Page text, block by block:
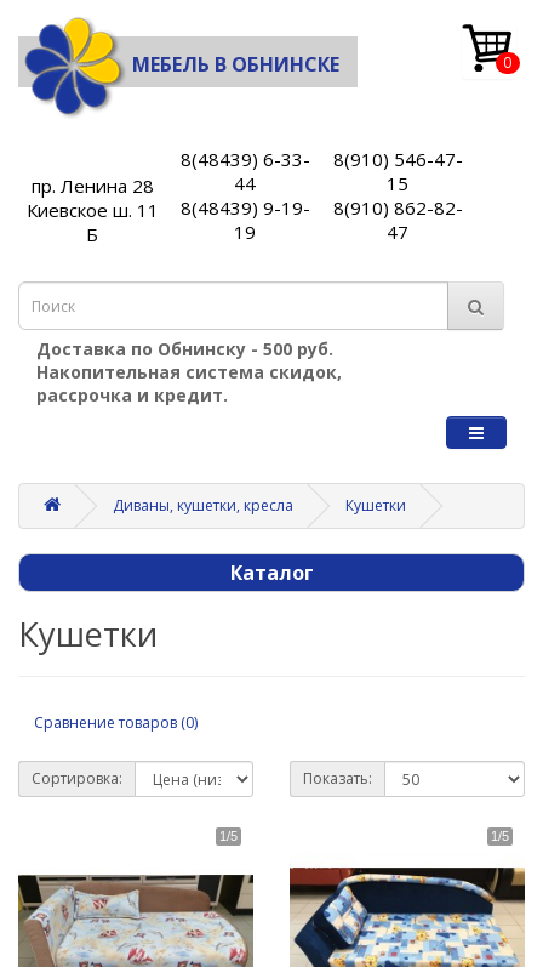
МЕБЕЛЬ В ОБНИНСКЕ 0
пр. Ленина 28
Киевское ш. 11
Б
8(48439) 6-33-
44
8(48439) 9-19-
19
8(910) 546-47-
15
8(910) 862-82-
47
Доставка по Обнинску - 500 руб.
Накопительная система скидок,
рассрочка и кредит.
Диваны, кушетки, кресла Кушетки
Каталог
Кушетки
Сравнение товаров (0)
Сортировка: Показать: